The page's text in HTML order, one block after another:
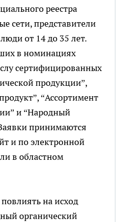
реестра
сети, представители
от 14 до 35 лет.
в номинациях
сертифицированных
продукции”,
“Ассортимент
и “Народный
принимаются
и по электронной
в областном
на исход
органический